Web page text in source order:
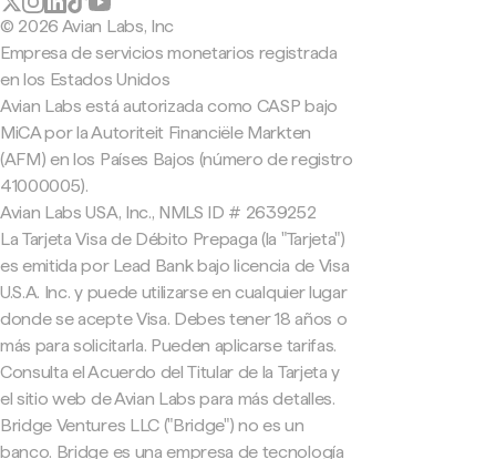
© 2026 Avian Labs, Inc
Empresa de servicios monetarios registrada
en los Estados Unidos
Avian Labs está autorizada como CASP bajo
MiCA por la Autoriteit Financiële Markten
(AFM) en los Países Bajos (número de registro
41000005).
Avian Labs USA, Inc., NMLS ID # 2639252
La Tarjeta Visa de Débito Prepaga (la "Tarjeta")
es emitida por Lead Bank bajo licencia de Visa
U.S.A. Inc. y puede utilizarse en cualquier lugar
donde se acepte Visa. Debes tener 18 años o
más para solicitarla. Pueden aplicarse tarifas.
Consulta el Acuerdo del Titular de la Tarjeta y
el sitio web de Avian Labs para más detalles.
Bridge Ventures LLC ("Bridge") no es un
banco. Bridge es una empresa de tecnología